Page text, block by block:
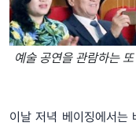
예술 공연을 관람하는
이날 저녁 베이징에서는